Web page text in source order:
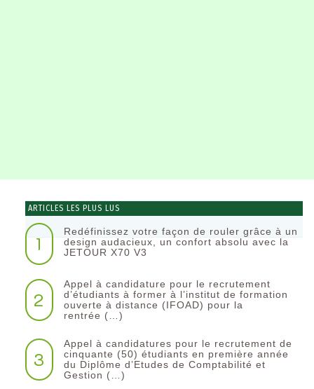
ARTICLES LES PLUS LUS
1
Redéfinissez votre façon de rouler grâce à un
design audacieux, un confort absolu avec la
JETOUR X70 V3
2
Appel à candidature pour le recrutement
d’étudiants à former à l’institut de formation
ouverte à distance (IFOAD) pour la
rentrée (…)
3
Appel à candidatures pour le recrutement de
cinquante (50) étudiants en première année
du Diplôme d’Etudes de Comptabilité et
Gestion (…)